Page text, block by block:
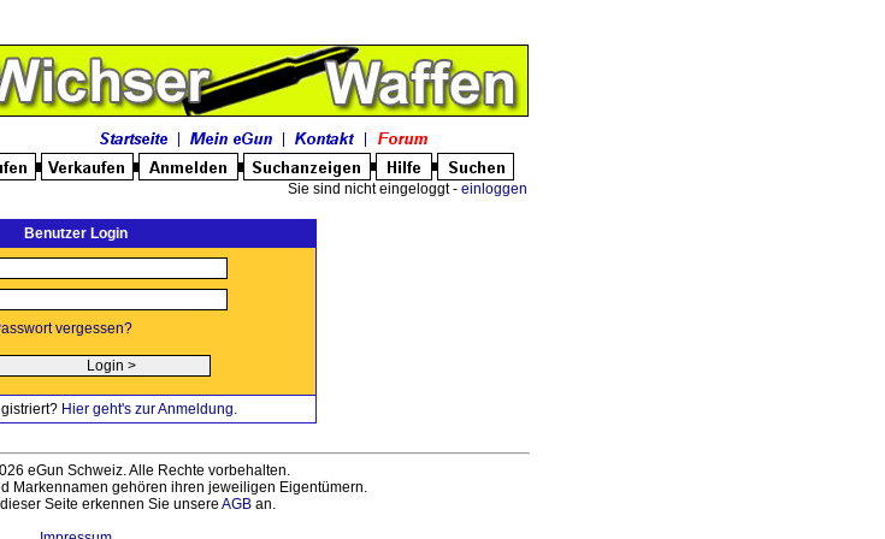
Sie sind nicht eingeloggt - einloggen
Benutzer Login
vergessen?
Hier geht's zur Anmeldung.
eGun Schweiz. Alle Rechte vorbehalten.
Markennamen gehören ihren jeweiligen Eigentümern.
Seite erkennen Sie unsere AGBan.